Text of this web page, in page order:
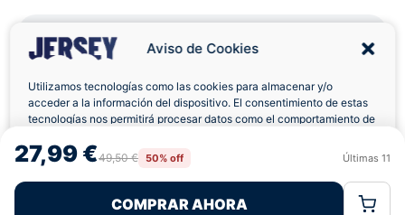
Aviso de Cookies
Utilizamos tecnologías como las cookies para almacenar y/o
acceder a la información del dispositivo. El consentimiento de estas
tecnologías nos permitirá procesar datos como el comportamiento de
retirar el consentimiento, puede afectar negativamente a ciertas
características y funciones.
Rechazar
Política de CookiesPolítica de Privacidad
27,99 €49,50 € 50% off Últimas 11
COMPRAR AHORA
Envíos a Domicilio Devolución 7 Días
Pagos 100% Seguros Ofertas Sin Límites